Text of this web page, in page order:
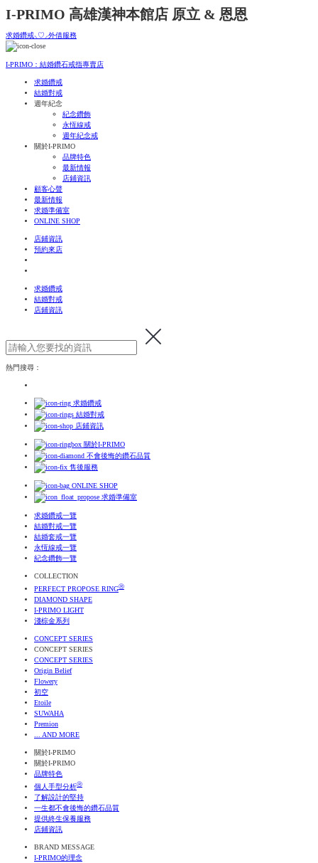
I-PRIMO 高雄漢神本館店 原立 & 恩恩
求婚鑽戒⸜♡⸝外借服務
I-PRIMO：結婚鑽石戒指專賣店
求婚鑽戒
結婚對戒
週年紀念
紀念鑽飾
永恆線戒
週年紀念戒
關於I-PRIMO
品牌特色
最新情報
店鋪資訊
顧客心聲
最新情報
求婚準備室
ONLINE SHOP
店鋪資訊
預約來店
求婚鑽戒
結婚對戒
店鋪資訊
熱門搜尋：
求婚鑽戒
結婚對戒
店鋪資訊
關於I-PRIMO
不會後悔的鑽石品質
售後服務
ONLINE SHOP
求婚準備室
求婚鑽戒一覽
結婚對戒一覽
結婚套戒一覽
永恆線戒一覽
紀念鑽飾一覽
COLLECTION
PERFECT PROPOSE RINGⓇ
DIAMOND SHAPE
I-PRIMO LIGHT
淺棕金系列
CONCEPT SERIES
CONCEPT SERIES
CONCEPT SERIES
Origin Belief
Flowery
初空
Etoile
SUWAHA
Premion
... AND MORE
關於I-PRIMO
關於I-PRIMO
品牌特色
個人手型分析Ⓡ
了解設計的堅持
一生都不會後悔的鑽石品質
提供終生保養服務
店鋪資訊
BRAND MESSAGE
I-PRIMO的理念